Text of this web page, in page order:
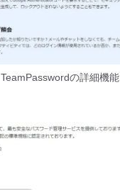
TeamPasswordの詳細機能